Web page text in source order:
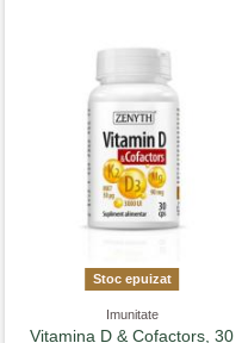
Stoc epuizat
Imunitate
Vitamina D & Cofactors, 30